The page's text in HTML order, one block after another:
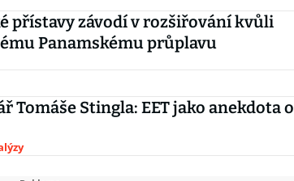
přístavy závodí v rozšiřování kvůli
Panamskému průplavu
Tomáše Stingla: EET jako anekdota o